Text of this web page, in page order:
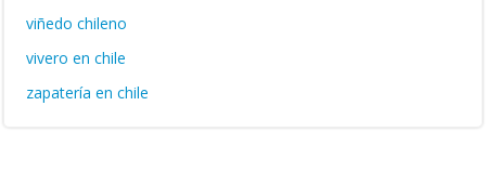
viñedo chileno
vivero en chile
zapatería en chile